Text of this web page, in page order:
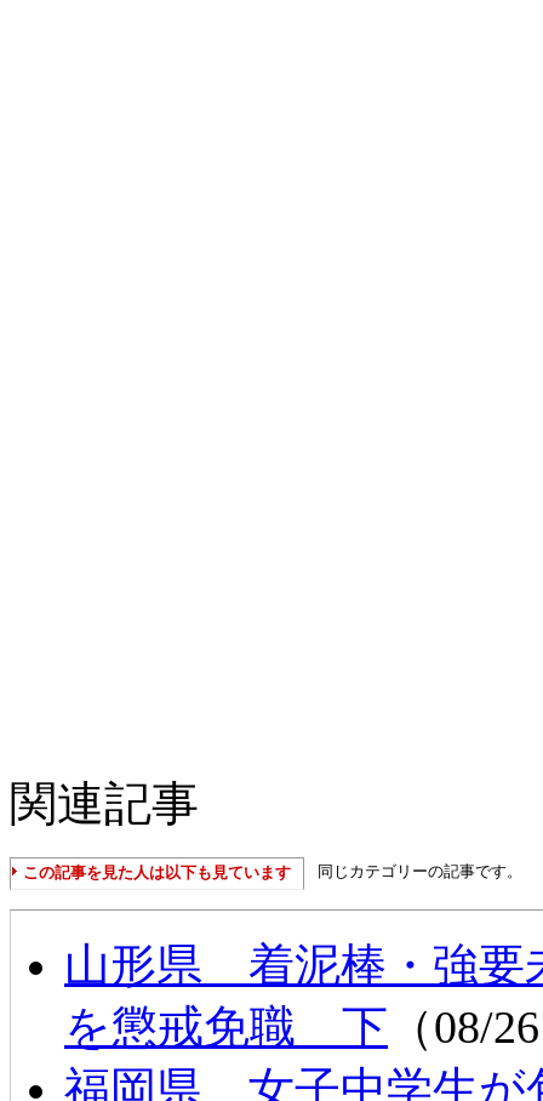
関連記事
この記事を見た人は以下も見ています 同じカテゴリーの記事です。
山形県 着泥棒・強
を懲戒免職 下 （08/
福岡県 女子中学生が